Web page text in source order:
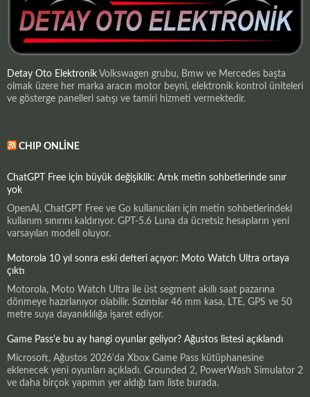
Detay Oto Elektronik Volkswagen grubu, Bmw ve Mercedes başta
olmak üzere her marka aracın motor beyni, elektronik kontrol üniteleri
ve gösterge panelleri satışı ve tamiri hizmeti vermektedir.
CHIP ONLINE
ChatGPT Free için büyük değişiklik: Artık metin sohbetlerinde sınır
yok
OpenAI, ChatGPT Free ve Go kullanıcıları için metin sohbetlerindeki
kullanım sınırını kaldırıyor. GPT-5.6 Luna da ücretsiz hesapların yeni
varsayılan modeli oluyor.
Motorola 10 yıl sonra eski defteri açıyor: Moto Watch Ultra ortaya
çıktı
Motorola, Moto Watch Ultra ile üst segment akıllı saat pazarına
dönmeye hazırlanıyor olabilir. Sızıntılar 46 mm kasa, LTE, GPS ve 50
metre suya dayanıklılığa işaret ediyor.
Game Pass'e bu ay hangi oyunlar geliyor? Ağustos listesi açıklandı
Microsoft, Ağustos 2026'da Xbox Game Pass kütüphanesine
eklenecek yeni oyunları açıkladı. Grounded 2, PowerWash Simulator 2
ve daha birçok yapımın yer aldığı tam liste burada.